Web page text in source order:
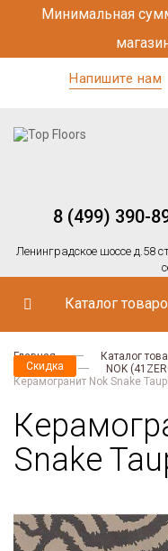
Минимальная
Напишите нам
8 (499) 390-
Ленинградское шоссе д.58
Каталог
Главная Каталог
41zero42
NOK
Керамогранит Nok Snake
Snake
Скидка